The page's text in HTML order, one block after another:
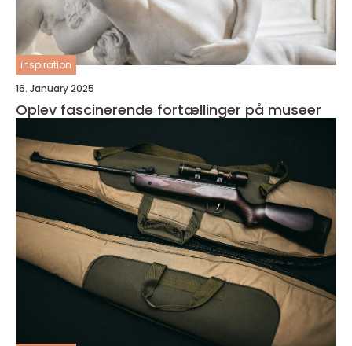
inspiration
16. January 2025
Oplev fascinerende fortællinger på museer